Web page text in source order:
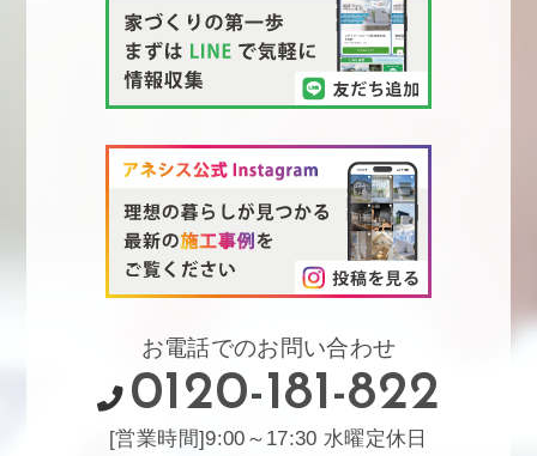
お電話でのお問い合わせ
0120-181-822
[営業時間]9:00～17:30 水曜定休日